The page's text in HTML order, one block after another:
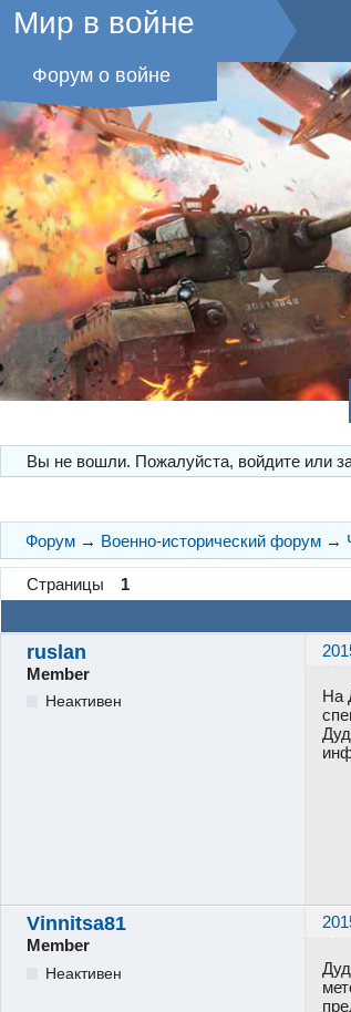
Мир в войне
Форум о войне
Вы не вошли. Пожалуйста, войдите или
Форум → Военно-исторический форум →
Страницы 1
ruslan
Member
Неактивен
На
Vinnitsa81
Member
Неактивен